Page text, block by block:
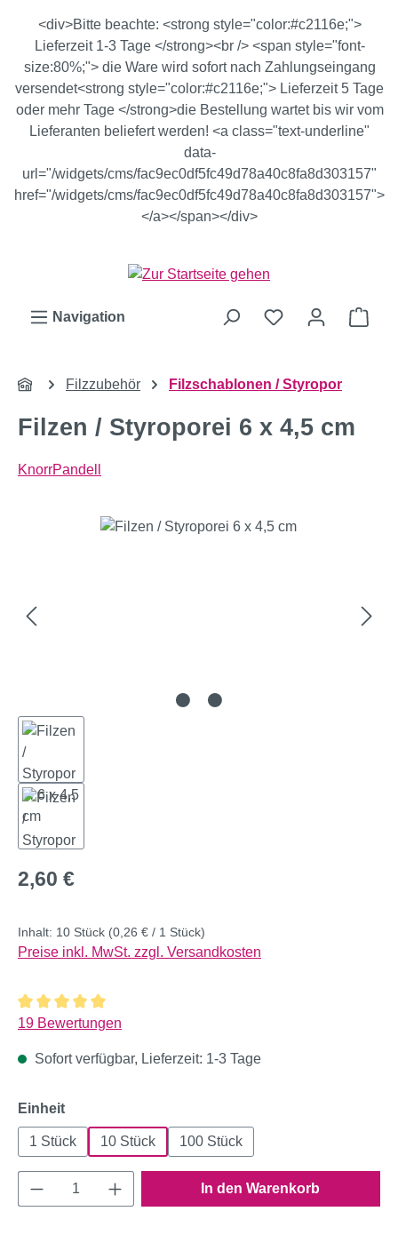
Zum Hauptinhalt springen
<div>Bitte beachte: <strong style="color:#c2116e;">
Lieferzeit 1-3 Tage </strong><br /> <span style="font-
size:80%;"> die Ware wird sofort nach Zahlungseingang
versendet<strong style="color:#c2116e;"> Lieferzeit 5 Tage
oder mehr Tage </strong>die Bestellung wartet bis wir vom
Lieferanten beliefert werden! <a class="text-underline"
data-
url="/widgets/cms/fac9ec0df5fc49d78a40c8fa8d303157"
href="/widgets/cms/fac9ec0df5fc49d78a40c8fa8d303157">
</a></span></div>
Navigation
Filzzubehör Filzschablonen / Styropor
Filzen / Styroporei 6 x 4,5 cm
KnorrPandell
Bildergalerie überspringen
Regulärer Preis:
2,60 €
Inhalt: 10 Stück (0,26 € / 1 Stück)
Preise inkl. MwSt. zzgl. Versandkosten
Durchschnittliche Bewertung von 5 von 5 Sternen
19 Bewertungen
Sofort verfügbar, Lieferzeit: 1-3 Tage
Einheitauswählen
1 Stück 10 Stück 100 Stück
Produkt Anzahl: Gib den gewünschten
In den Warenkorb